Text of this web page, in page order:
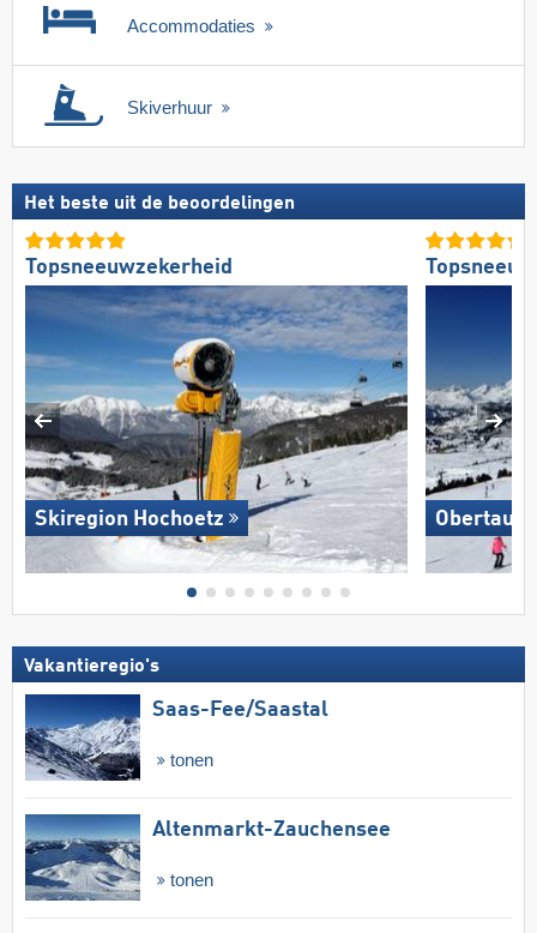
Accommodaties
Skiverhuur
Het beste uit de beoordelingen
Topsneeuwzekerheid
Skiregion Hochoetz
Vakantieregio's
Saas-Fee/​Saastal
tonen
Altenmarkt-Zauchensee
tonen